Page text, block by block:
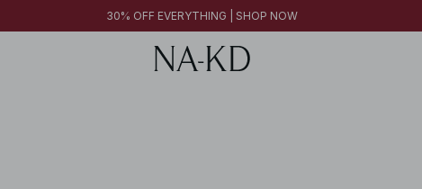
FINAL SALE | SHOP NOW
FINAL SALE | SHOP NOW
30% OFF EVERYTHING | SHOP NOW